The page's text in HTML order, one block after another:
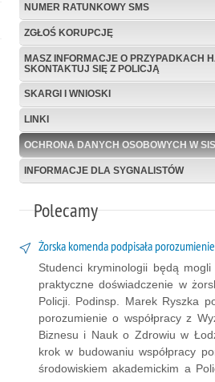
NUMER RATUNKOWY SMS
ZGŁOŚ KORUPCJĘ
MASZ INFORMACJE O PRZYPADKACH
SKONTAKTUJ SIĘ Z POLICJĄ
SKARGI I WNIOSKI
LINKI
OCHRONA DANYCH OSOBOWYCH W
INFORMACJE DLA SYGNALISTÓW
Polecamy
Żorska komenda podpisała
Studenci kryminologii będą mogli
praktyczne doświadczenie w
Policji. Podinsp. Marek Ryszka
porozumienie o współpracy z
Biznesu i Nauk o Zdrowiu w
krok w budowaniu współpracy
środowiskiem akademickim a